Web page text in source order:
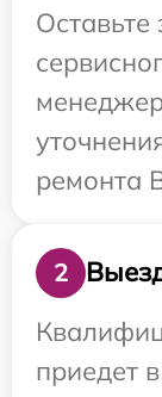
Оставьте
ремонта
2
приедет